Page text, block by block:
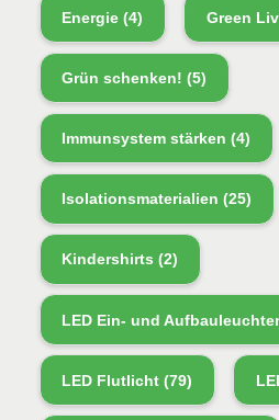
Energie (4) Green
Grün schenken! (5)
Immunsystem stärken (4)
Isolationsmaterialien (25)
Kindershirts (2)
LED Ein- und
LED Flutlicht (79)